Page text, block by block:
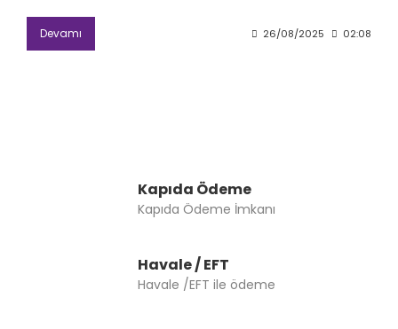
Devamı 26/08/2025 02:08
Kapıda Ödeme
Kapıda Ödeme İmkanı
Havale / EFT
Havale /EFT ile ödeme